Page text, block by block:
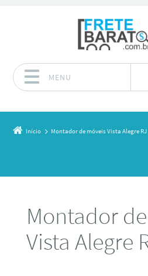
MENU
Início Montador de móveis Vista Alegre RJ
Montador
Vista Alegre